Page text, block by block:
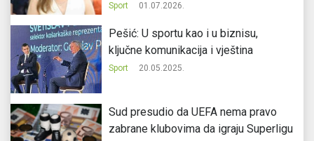
Sport 01.07.2026.
Pešić: U sportu kao i u biznisu,
ključne komunikacija i vještina
Sport 20.05.2025.
Sud presudio da UEFA nema pravo
zabrane klubovima da igraju Superligu